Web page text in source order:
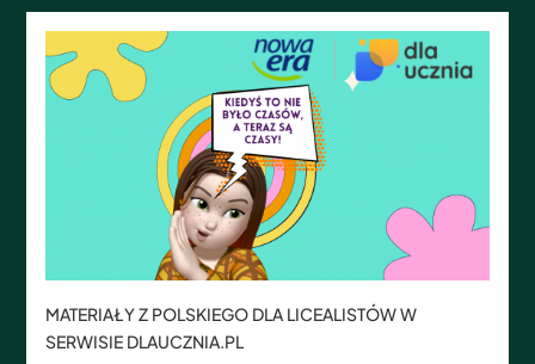
MATERIAŁY Z POLSKIEGO DLA LICEALISTÓW W
SERWISIE DLAUCZNIA.PL